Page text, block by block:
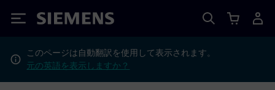
Siemens
このページは自動翻訳を使用して表示されます。
元の英語を表示しますか？